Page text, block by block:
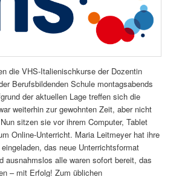
die VHS-Italienischkurse der Dozentin
Berufsbildenden Schule montagsabends
der aktuellen Lage treffen sich die
weiterhin zur gewohnten Zeit, aber nicht
sitzen sie vor ihrem Computer, Tablet
Online-Unterricht. Maria Leitmeyer hat ihre
das neue Unterrichtsformat
ausnahmslos alle waren sofort bereit, das
– mit Erfolg! Zum üblichen